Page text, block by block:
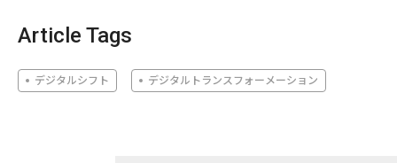
Article Tags
デジタルシフト デジタルトランスフォーメーション